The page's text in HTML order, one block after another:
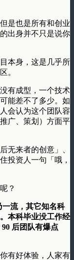
是也是所有和创业
出身并不只是说你
本身，这是几乎所
。
有成型，一个技术
能差不了多少。如
会认为这个团队容
广、策划）方面平
无来者的创意」、
投资人一句「哦，
？
流，其它知名科
本科毕业没工作经
后团队有爆点
有好体验，人家有